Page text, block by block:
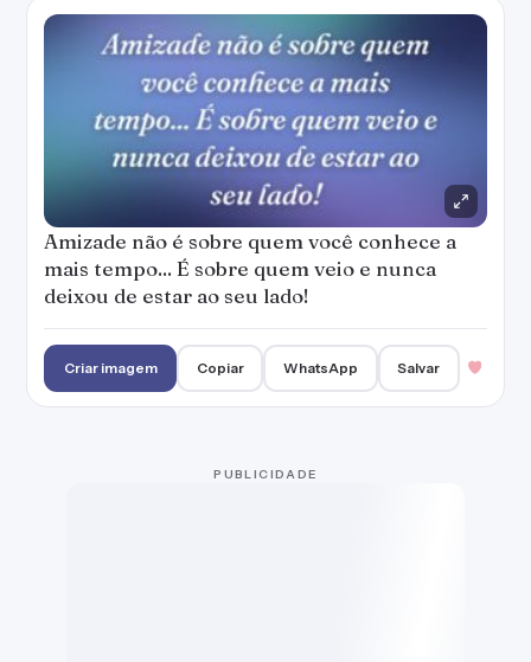
Amizade não é sobre quem você conhece a
mais tempo... É sobre quem veio e nunca
deixou de estar ao seu lado!
Criar imagem Copiar WhatsApp Salvar
PUBLICIDADE